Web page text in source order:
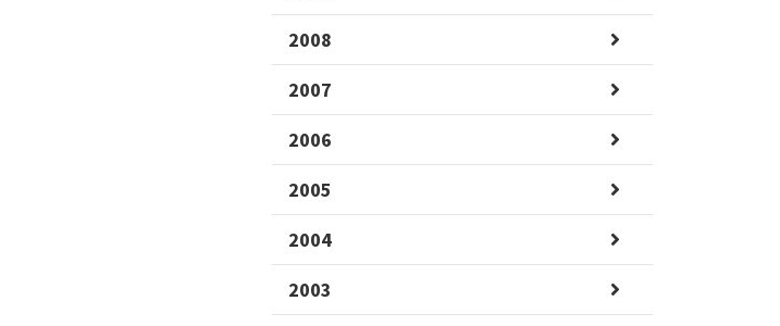
2008
2007
2006
2005
2004
2003